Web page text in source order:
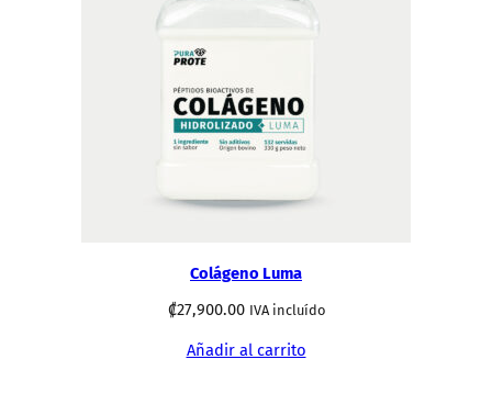
Colágeno Luma
₡27,900.00 IVA incluído
Añadir al carrito